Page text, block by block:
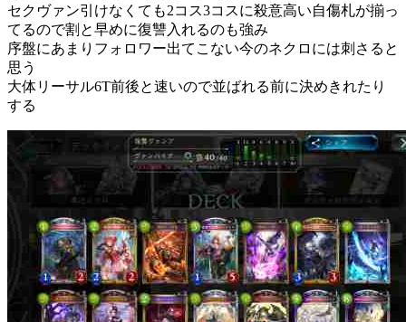
セクヴァン引けなくても2コス3コスに殺意高い自傷札が揃っ
てるので割と早めに復讐入れるのも強み
序盤にあまりフォロワー出てこない今のネクロには刺さると
思う
大体リーサル6T前後と速いので並ばれる前に決めきれたり
する